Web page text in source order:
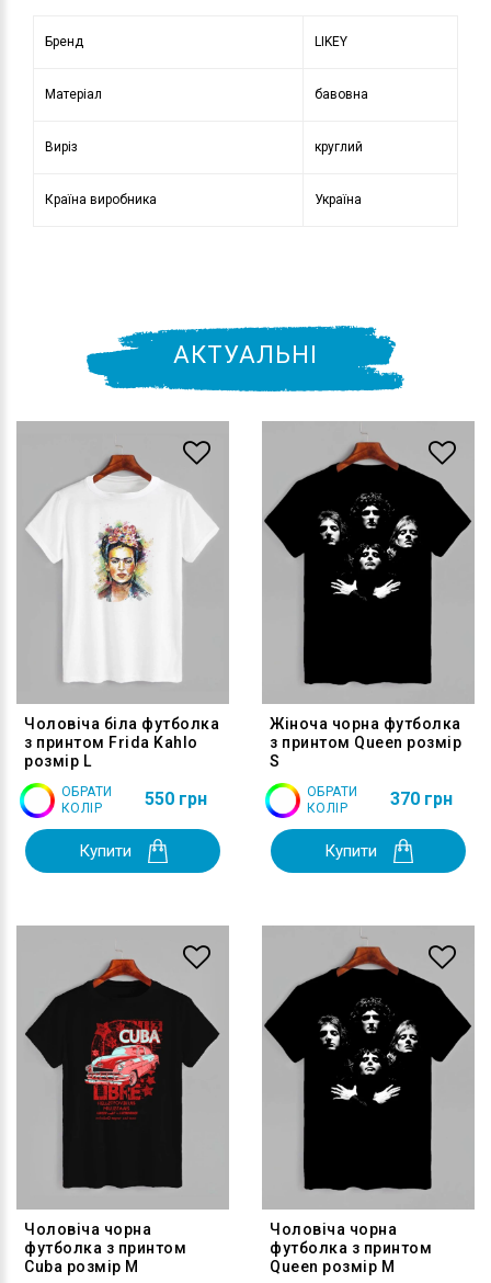
Бренд LIKEY
Матеріал бавовна
Виріз круглий
Країна виробника Україна
АКТУАЛЬНІ
Чоловіча біла футболка
з принтом Frida Kahlo
розмір L
ОБРАТИ
КОЛІР
550 грн
Купити
Жіноча чорна футболка
з принтом Queen розмір
S
ОБРАТИ
КОЛІР
370 грн
Купити
Чоловіча чорна
футболка з принтом
Cuba розмір M
Чоловіча чорна
футболка з принтом
Queen розмір M